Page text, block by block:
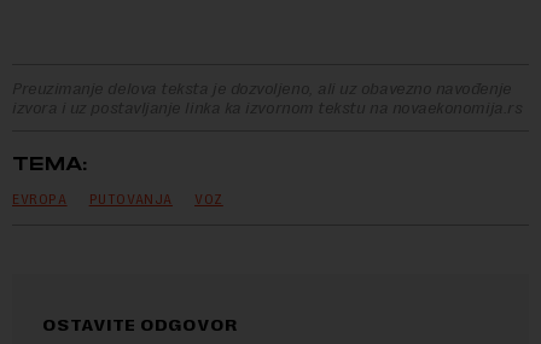
Preuzimanje delova teksta je dozvoljeno, ali uz obavezno navođenje
izvora i uz postavljanje linka ka izvornom tekstu na novaekonomija.rs
TEMA:
EVROPA PUTOVANJA VOZ
OSTAVITE ODGOVOR